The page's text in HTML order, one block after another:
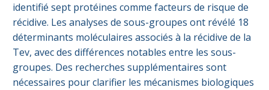
identifié sept protéines comme facteurs de risque de
récidive. Les analyses de sous-groupes ont révélé 18
déterminants moléculaires associés à la récidive de la
Tev, avec des différences notables entre les sous-
groupes. Des recherches supplémentaires sont
nécessaires pour clarifier les mécanismes biologiques